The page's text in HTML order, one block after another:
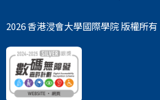
2026 香港浸會大學國際學院 版權所有